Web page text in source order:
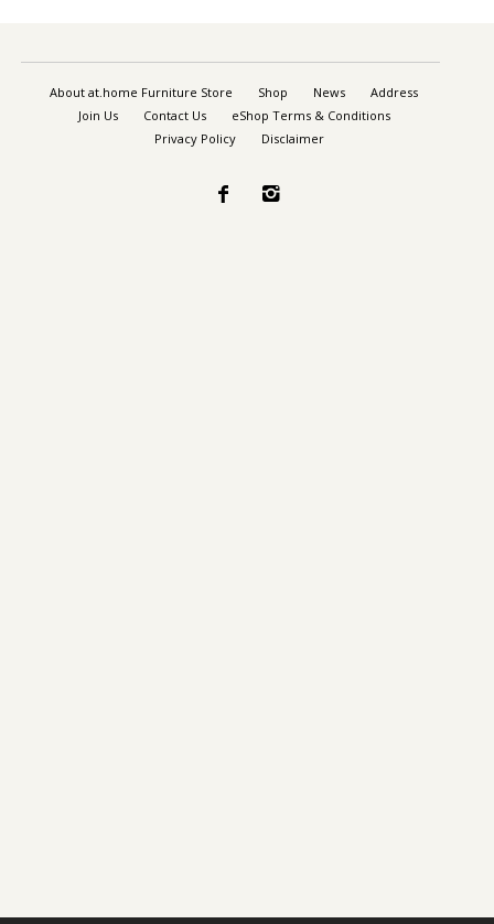
About at.home Furniture Store Shop News
Address
Join Us
Contact Us
eShop Terms & Conditions
Privacy Policy
Disclaimer
 